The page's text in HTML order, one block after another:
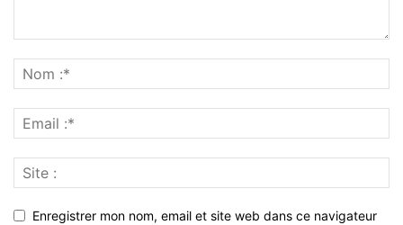
Enregistrer mon nom, email et site web dans ce navigateur